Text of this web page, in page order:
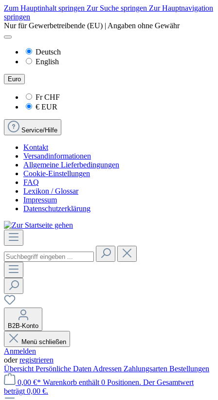
Zum Hauptinhalt springen Zur Suche springen Zur Hauptnavigation
springen
Nur für Gewerbetreibende (EU) | Angaben ohne Gewähr
Deutsch
English
Euro
FrCHF
€ EUR
Service/Hilfe
Kontakt
Versandinformationen
Allgemeine Lieferbedingungen
Cookie-Einstellungen
FAQ
Lexikon / Glossar
Impressum
Datenschutzerklärung
B2B-Konto
Menü schließen
Anmelden
oderregistrieren
Übersicht Persönliche Daten Adressen Zahlungsarten Bestellungen
0,00 €* Warenkorb enthält 0 Positionen. Der Gesamtwert
beträgt 0,00 €.